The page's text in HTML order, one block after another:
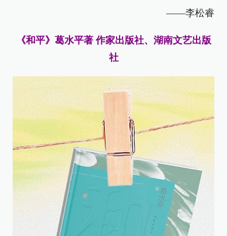
——李松睿
《和平》葛水平著 作家出版社、湖南文艺出版
社